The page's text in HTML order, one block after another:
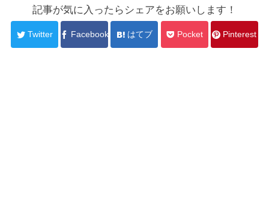
記事が気に入ったらシェアをお願いします！
Twitter Facebook はてブ Pocket Pinterest